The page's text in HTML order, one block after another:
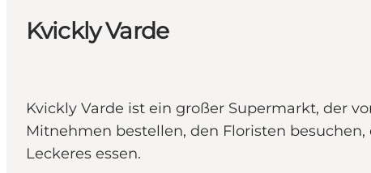
Kvickly Varde
Kvickly Varde ist ein großer Supermarkt, der
Mitnehmen bestellen, den Floristen
Leckeres essen.